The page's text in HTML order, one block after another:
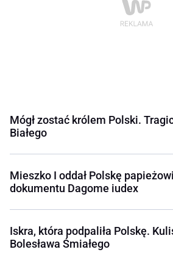
Mógł zostać królem Polski.
Białego
Mieszko I oddał Polskę
dokumentu Dagome iudex
Iskra, która podpaliła Polskę.
Bolesława Śmiałego